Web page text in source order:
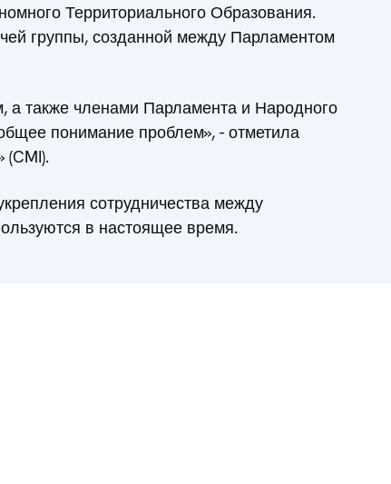
Территориального Образования.
группы, созданной между Парламентом
а также членами Парламента и Народного
понимание проблем», - отметила
сотрудничества между
в настоящее время.